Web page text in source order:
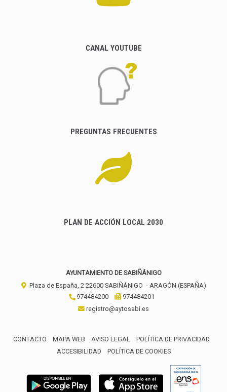
CANAL YOUTUBE
PREGUNTAS FRECUENTES
PLAN DE ACCIÓN LOCAL 2030
AYUNTAMIENTO DE SABIÑÁNIGO
Plaza de España, 2 22600 SABIÑÁNIGO - ARAGÓN (ESPAÑA)
974484200
974484201
registro@aytosabi.es
CONTACTO MAPA WEB AVISO LEGAL
POLÍTICA DE PRIVACIDAD
ACCESIBILIDAD
POLÍTICA DE COOKIES